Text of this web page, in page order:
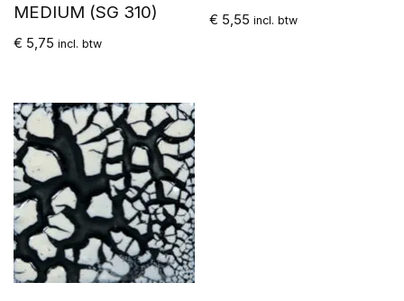
MEDIUM (SG 310)
€ 5,75 incl. btw
€ 5,55 incl. btw